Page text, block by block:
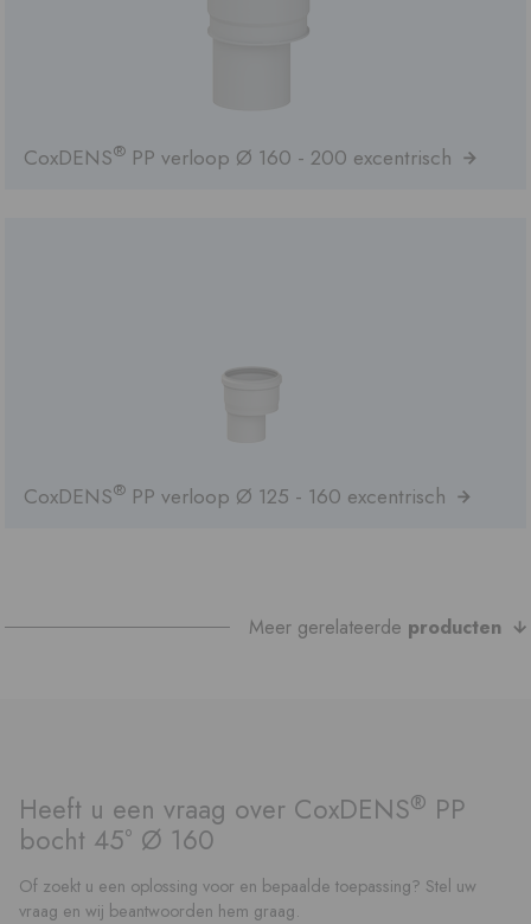
CoxDENS® PP verloop Ø 160 - 200 excentrisch
CoxDENS® PP verloop Ø 125 - 160 excentrisch
Meer gerelateerde producten
Heeft u een vraag over CoxDENS® PP
bocht 45° Ø 160
Of zoekt u een oplossing voor en bepaalde toepassing? Stel uw
vraag en wij beantwoorden hem graag.